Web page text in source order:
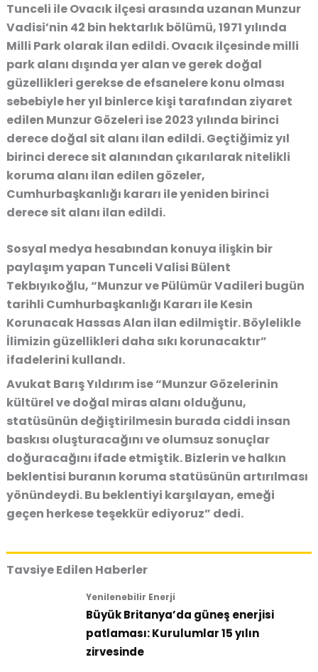
Tunceli ile Ovacık ilçesi arasında uzanan Munzur
Vadisi’nin 42 bin hektarlık bölümü, 1971 yılında
Milli Park olarak ilan edildi. Ovacık ilçesinde milli
park alanı dışında yer alan ve gerek doğal
güzellikleri gerekse de efsanelere konu olması
sebebiyle her yıl binlerce kişi tarafından ziyaret
edilen Munzur Gözeleri ise 2023 yılında birinci
derece doğal sit alanı ilan edildi. Geçtiğimiz yıl
birinci derece sit alanından çıkarılarak nitelikli
koruma alanı ilan edilen gözeler,
Cumhurbaşkanlığı kararı ile yeniden birinci
derece sit alanı ilan edildi.
Sosyal medya hesabından konuya ilişkin bir
paylaşım yapan Tunceli Valisi Bülent
Tekbıyıkoğlu, “Munzur ve Pülümür Vadileri bugün
tarihli Cumhurbaşkanlığı Kararı ile Kesin
Korunacak Hassas Alan ilan edilmiştir. Böylelikle
İlimizin güzellikleri daha sıkı korunacaktır”
ifadelerini kullandı.
Avukat Barış Yıldırım ise “Munzur Gözelerinin
kültürel ve doğal miras alanı olduğunu,
statüsünün değiştirilmesin burada ciddi insan
baskısı oluşturacağını ve olumsuz sonuçlar
doğuracağını ifade etmiştik. Bizlerin ve halkın
beklentisi buranın koruma statüsünün artırılması
yönündeydi. Bu beklentiyi karşılayan, emeği
geçen herkese teşekkür ediyoruz” dedi.
Tavsiye Edilen Haberler
Yenilenebilir Enerji
Büyük Britanya’da güneş enerjisi
patlaması: Kurulumlar 15 yılın
zirvesinde